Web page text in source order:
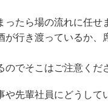
たら場の流れに任せ
が行き渡っているか、
のでそこはご注意くだ
や先輩社員にどうして